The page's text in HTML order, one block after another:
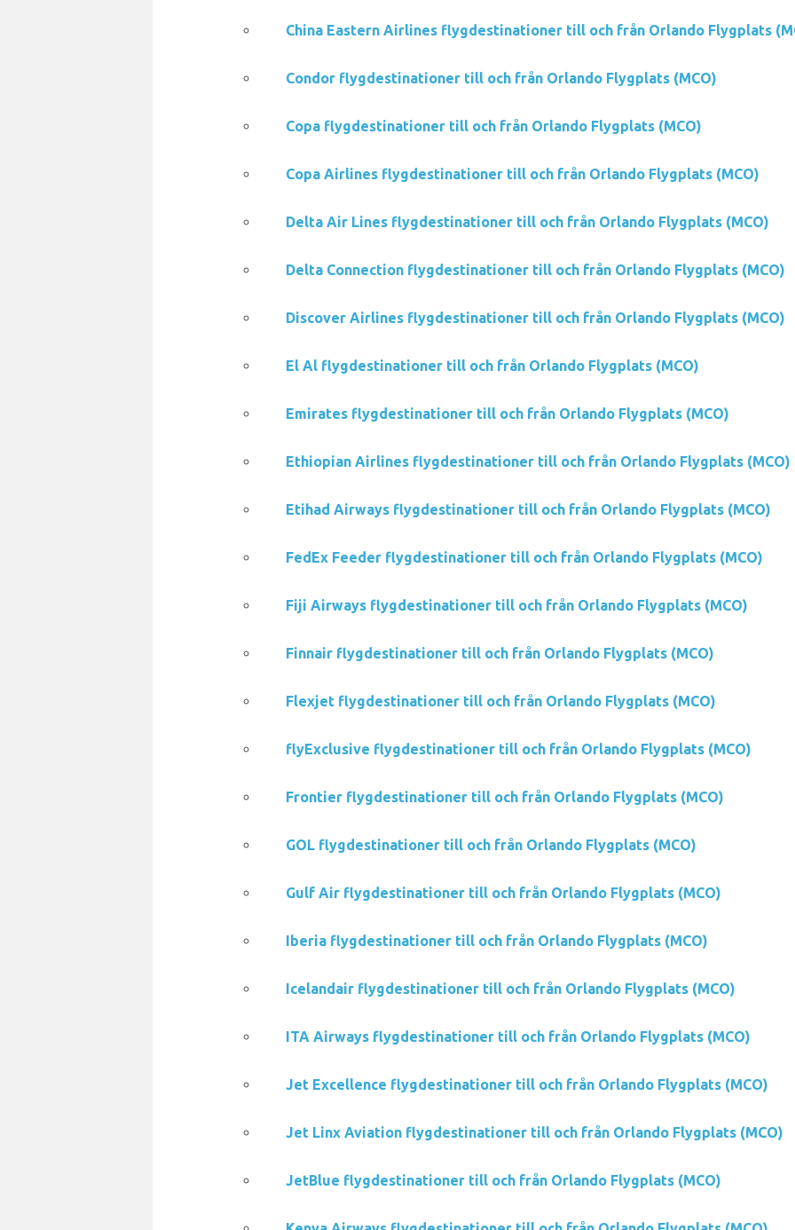
China Eastern Airlines flygdestinationer till och från Orlando Flygplats
Condor flygdestinationer till och från Orlando Flygplats (MCO)
Copa flygdestinationer till och från Orlando Flygplats (MCO)
Copa Airlines flygdestinationer till och från Orlando Flygplats (MCO)
Delta Air Lines flygdestinationer till och från Orlando Flygplats (MCO)
Delta Connection flygdestinationer till och från Orlando Flygplats (MCO)
Discover Airlines flygdestinationer till och från Orlando Flygplats (MCO)
El Al flygdestinationer till och från Orlando Flygplats (MCO)
Emirates flygdestinationer till och från Orlando Flygplats (MCO)
Ethiopian Airlines flygdestinationer till och från Orlando Flygplats (MCO)
Etihad Airways flygdestinationer till och från Orlando Flygplats (MCO)
FedEx Feeder flygdestinationer till och från Orlando Flygplats (MCO)
Fiji Airways flygdestinationer till och från Orlando Flygplats (MCO)
Finnair flygdestinationer till och från Orlando Flygplats (MCO)
Flexjet flygdestinationer till och från Orlando Flygplats (MCO)
flyExclusive flygdestinationer till och från Orlando Flygplats (MCO)
Frontier flygdestinationer till och från Orlando Flygplats (MCO)
GOL flygdestinationer till och från Orlando Flygplats (MCO)
Gulf Air flygdestinationer till och från Orlando Flygplats (MCO)
Iberia flygdestinationer till och från Orlando Flygplats (MCO)
Icelandair flygdestinationer till och från Orlando Flygplats (MCO)
ITA Airways flygdestinationer till och från Orlando Flygplats (MCO)
Jet Excellence flygdestinationer till och från Orlando Flygplats (MCO)
Jet Linx Aviation flygdestinationer till och från Orlando Flygplats (MCO)
JetBlue flygdestinationer till och från Orlando Flygplats (MCO)